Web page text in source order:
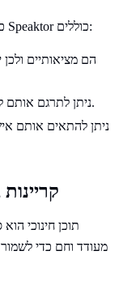
כמה מהיתרונות העיקריים של הקולות הגבריים על Speaktor כוללים:
הם מציאותיים
ניתן לתרגם אותם ליותר מ-50 שפות כדי להגיע לקהל רחב יותר.
ניתן להתאים אותם
תוכן חינוכי
מעודד וחם כדי